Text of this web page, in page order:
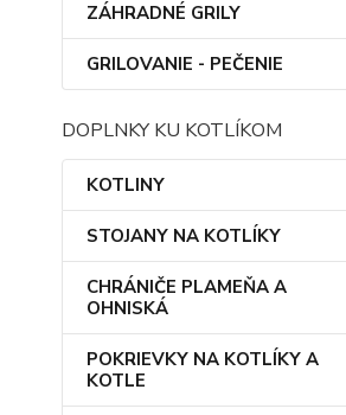
ZÁHRADNÉ GRILY
GRILOVANIE - PEČENIE
DOPLNKY KU KOTLÍKOM
KOTLINY
STOJANY NA KOTLÍKY
CHRÁNIČE PLAMEŇA A
OHNISKÁ
POKRIEVKY NA KOTLÍKY A
KOTLE